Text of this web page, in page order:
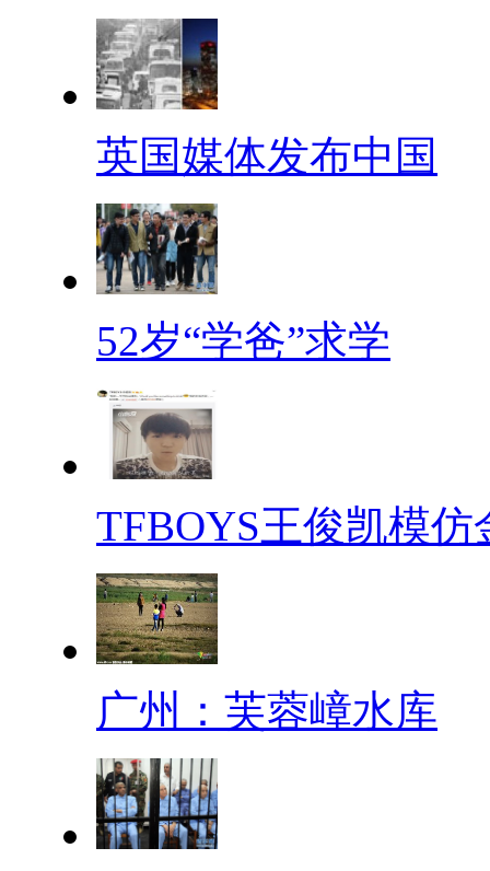
英国媒体发布中国
52岁“学爸”求学
TFBOYS王俊凯模仿
广州：芙蓉嶂水库